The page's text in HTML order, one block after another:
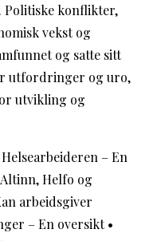
Politiske konflikter,
vekst og
og satte sitt
utfordringer og uro,
utvikling og
Helsearbeideren – En
Altinn, Helfo og
arbeidsgiver
– En oversikt•